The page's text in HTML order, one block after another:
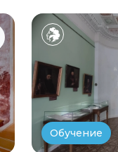
Обучение